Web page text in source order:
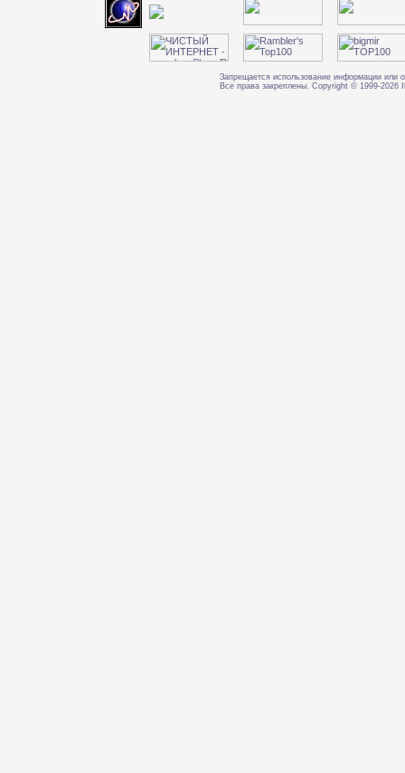
Запрещается использование информации или
Все права закреплены. Copyright © 1999-